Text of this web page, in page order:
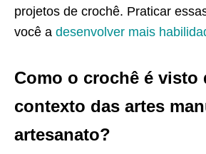
projetos de crochê. Praticar
você a desenvolver mais
Como o crochê é visto
contexto das artes
artesanato?